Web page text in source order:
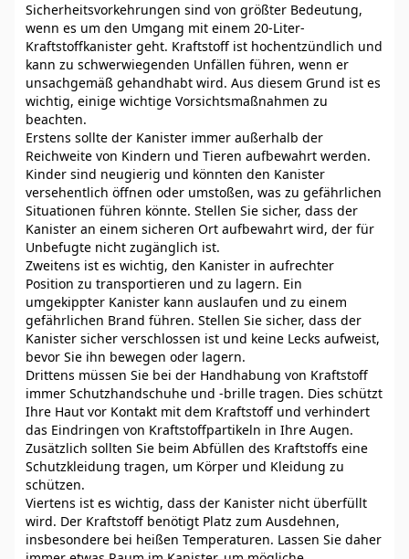
Sicherheitsvorkehrungen sind von größter Bedeutung,
wenn es um den Umgang mit einem 20-Liter-
Kraftstoffkanister geht. Kraftstoff ist hochentzündlich und
kann zu schwerwiegenden Unfällen führen, wenn er
unsachgemäß gehandhabt wird. Aus diesem Grund ist es
wichtig, einige wichtige Vorsichtsmaßnahmen zu
beachten.
Erstens sollte der Kanister immer außerhalb der
Reichweite von Kindern und Tieren aufbewahrt werden.
Kinder sind neugierig und könnten den Kanister
versehentlich öffnen oder umstoßen, was zu gefährlichen
Situationen führen könnte. Stellen Sie sicher, dass der
Kanister an einem sicheren Ort aufbewahrt wird, der für
Unbefugte nicht zugänglich ist.
Zweitens ist es wichtig, den Kanister in aufrechter
Position zu transportieren und zu lagern. Ein
umgekippter Kanister kann auslaufen und zu einem
gefährlichen Brand führen. Stellen Sie sicher, dass der
Kanister sicher verschlossen ist und keine Lecks aufweist,
bevor Sie ihn bewegen oder lagern.
Drittens müssen Sie bei der Handhabung von Kraftstoff
immer Schutzhandschuhe und -brille tragen. Dies schützt
Ihre Haut vor Kontakt mit dem Kraftstoff und verhindert
das Eindringen von Kraftstoffpartikeln in Ihre Augen.
Zusätzlich sollten Sie beim Abfüllen des Kraftstoffs eine
Schutzkleidung tragen, um Körper und Kleidung zu
schützen.
Viertens ist es wichtig, dass der Kanister nicht überfüllt
wird. Der Kraftstoff benötigt Platz zum Ausdehnen,
insbesondere bei heißen Temperaturen. Lassen Sie daher